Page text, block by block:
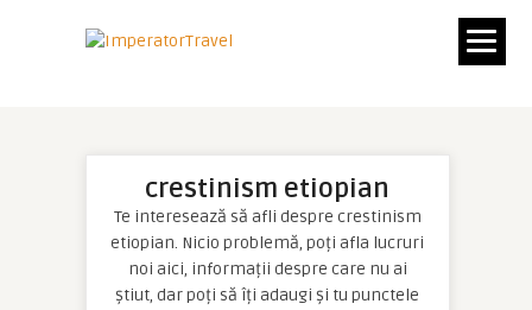
crestinism etiopian
Te interesează să afli despre crestinism
etiopian. Nicio problemă, poți afla lucruri
noi aici, informații despre care nu ai
știut, dar poți să îți adaugi și tu punctele